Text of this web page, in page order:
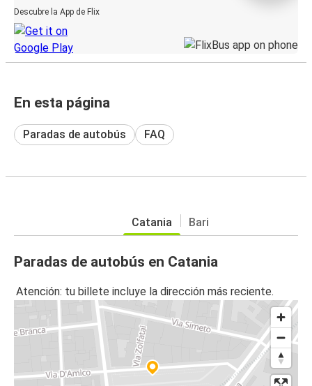
Descubre la App de Flix
En esta página
Paradas de autobús FAQ
Catania Bari
Paradas de autobús en Catania
Atención: tu billete incluye la dirección más reciente.